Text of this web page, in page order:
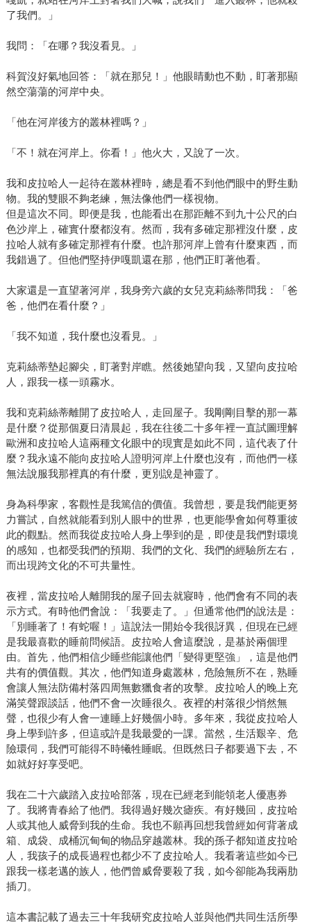
了我們。」
我問：「在哪？我沒看見。」
科賀沒好氣地回答：「就在那兒！」他眼睛動也不動，盯著那顯
然空蕩蕩的河岸中央。
「他在河岸後方的叢林裡嗎？」
「不！就在河岸上。你看！」他火大，又說了一次。
我和皮拉哈人一起待在叢林裡時，總是看不到他們眼中的野生動
物。我的雙眼不夠老練，無法像他們一樣視物。
但是這次不同。即便是我，也能看出在那距離不到九十公尺的白
色沙岸上，確實什麼都沒有。然而，我有多確定那裡沒什麼，皮
拉哈人就有多確定那裡有什麼。也許那河岸上曾有什麼東西，而
我錯過了。但他們堅持伊嘎凱還在那，他們正盯著他看。
大家還是一直望著河岸，我身旁六歲的女兒克莉絲蒂問我：「爸
爸，他們在看什麼？」
「我不知道，我什麼也沒看見。」
克莉絲蒂墊起腳尖，盯著對岸瞧。然後她望向我，又望向皮拉哈
人，跟我一樣一頭霧水。
我和克莉絲蒂離開了皮拉哈人，走回屋子。我剛剛目擊的那一幕
是什麼？從那個夏日清晨起，我在往後二十多年裡一直試圖理解
歐洲和皮拉哈人這兩種文化眼中的現實是如此不同，這代表了什
麼？我永遠不能向皮拉哈人證明河岸上什麼也沒有，而他們一樣
無法說服我那裡真的有什麼，更別說是神靈了。
身為科學家，客觀性是我篤信的價值。我曾想，要是我們能更努
力嘗試，自然就能看到別人眼中的世界，也更能學會如何尊重彼
此的觀點。然而我從皮拉哈人身上學到的是，即使是我們對環境
的感知，也都受我們的預期、我們的文化、我們的經驗所左右，
而出現跨文化的不可共量性。
夜裡，當皮拉哈人離開我的屋子回去就寢時，他們會有不同的表
示方式。有時他們會說：「我要走了。」但通常他們的說法是：
「別睡著了！有蛇喔！」這說法一開始令我很訝異，但現在已經
是我最喜歡的睡前問候語。皮拉哈人會這麼說，是基於兩個理
由。首先，他們相信少睡些能讓他們「變得更堅強」，這是他們
共有的價值觀。其次，他們知道身處叢林，危險無所不在，熟睡
會讓人無法防備村落四周無數獵食者的攻擊。皮拉哈人的晚上充
滿笑聲跟談話，他們不會一次睡很久。夜裡的村落很少悄然無
聲，也很少有人會一連睡上好幾個小時。多年來，我從皮拉哈人
身上學到許多，但這或許是我最愛的一課。當然，生活艱辛、危
險環伺，我們可能得不時犧牲睡眠。但既然日子都要過下去，不
如就好好享受吧。
我在二十六歲踏入皮拉哈部落，現在已經老到能領老人優惠券
了。我將青春給了他們。我得過好幾次瘧疾。有好幾回，皮拉哈
人或其他人威脅到我的生命。我也不願再回想我曾經如何背著成
箱、成袋、成桶沉甸甸的物品穿越叢林。我的孫子都知道皮拉哈
人，我孩子的成長過程也都少不了皮拉哈人。我看著這些如今已
跟我一樣老邁的族人，他們曾威脅要殺了我，如今卻能為我兩肋
插刀。
這本書記載了過去三十年我研究皮拉哈人並與他們共同生活所學